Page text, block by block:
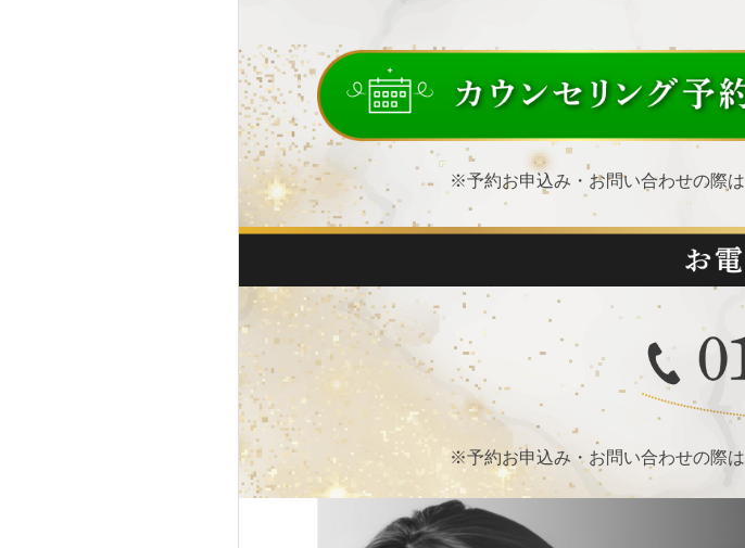
※予約お申込み・お問い合わせの際は
※予約お申込み・お問い合わせの際は